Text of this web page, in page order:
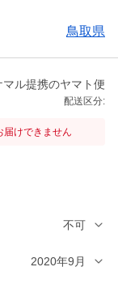
鳥取県
マル提携のヤマト便
配送区分:
けできません
不可
2020年9月